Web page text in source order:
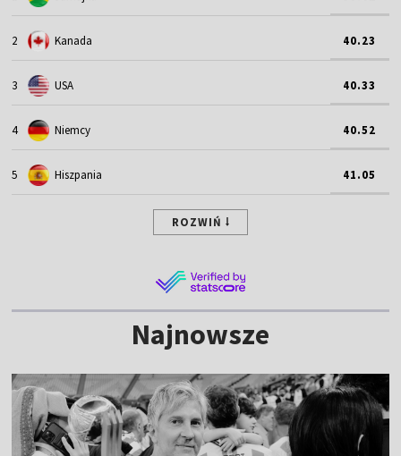
2 Kanada 40.23
3 USA 40.33
4 Niemcy 40.52
5 Hiszpania 41.05
ROZWIŃ
Najnowsze